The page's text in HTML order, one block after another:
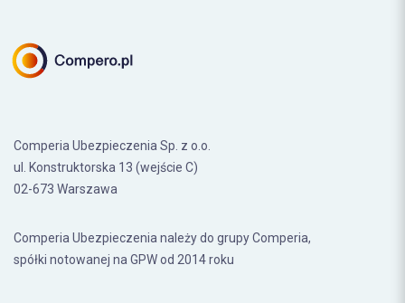
Comperia Ubezpieczenia Sp. z o.o.
ul. Konstruktorska 13 (wejście C)
02-673 Warszawa
Comperia Ubezpieczenia należy do grupy Comperia,
spółki notowanej na GPW od 2014 roku